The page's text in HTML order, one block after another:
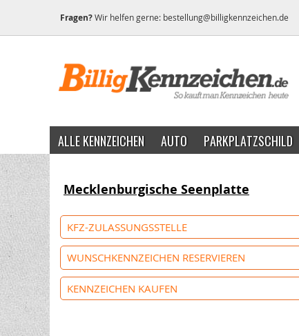
Fragen?Wir helfen gerne: bestellung@billigkennzeichen.de
ALLE KENNZEICHEN AUTO PARKPLATZSCHILD
Mecklenburgische Seenplatte
KFZ-ZULASSUNGSSTELLE
WUNSCHKENNZEICHEN RESERVIEREN
KENNZEICHEN KAUFEN